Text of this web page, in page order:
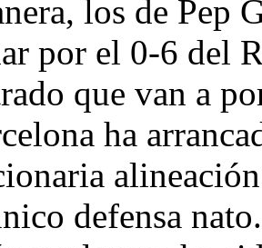
los de Pep
por el 0-6 del
que van a
ha
defensa